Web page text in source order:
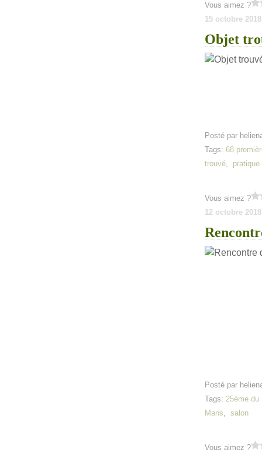
Vous aimez ?
15 octobre 2018
Objet
Posté par
Tags: 68
trouvé, pratique
Vous aimez ?
12 octobre 2018
Posté par
Tags: 25ème du
Mans, salon
Vous aimez ?